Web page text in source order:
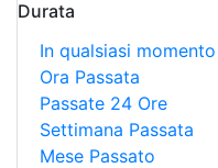
Durata
In qualsiasi momento
Ora Passata
Passate 24 Ore
Settimana Passata
Mese Passato